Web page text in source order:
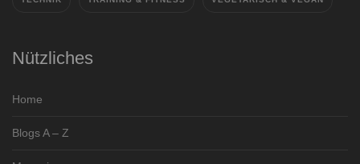
Nützliches
Home
Blogs A – Z